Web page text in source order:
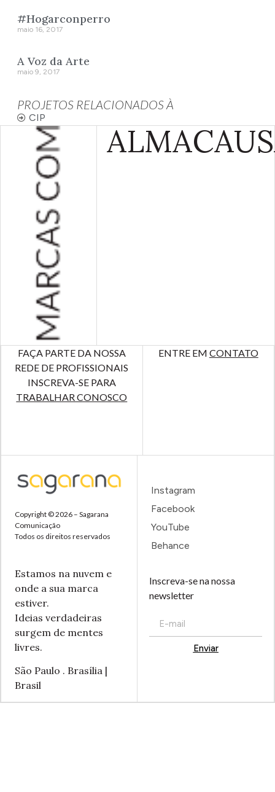
#Hogarconperro
maio 16, 2017
A Voz da Arte
maio 9, 2017
PROJETOS RELACIONADOS À
CIP
ALMA
FAÇA PARTE DA NOSSA
REDE DE PROFISSIONAIS
INSCREVA-SE PARA
TRABALHAR CONOSCO
ENTRE EM CONTATO
Copyright © 2026 – Sagarana
Comunicação
Todos os direitos reservados
Estamos na nuvem e
onde a sua marca
estiver.
Ideias verdadeiras
surgem de mentes
livres.
São Paulo . Brasília |
Brasil
Instagram
Facebook
YouTube
Behance
Inscreva-se na nossa
newsletter
Enviar